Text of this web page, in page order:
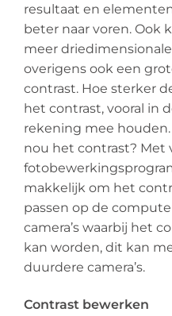
resultaat en
beter naar voren. Ook
meer
overigens ook een
contrast. Hoe sterker
het contrast, vooral in
rekening mee
nou het contrast? Met
makkelijk om het
passen op de
camera’s waarbij het
kan worden, dit kan
duurdere camera’s.
Contrast bewerken